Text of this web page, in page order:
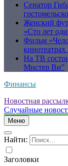
Сенатор
Женский
«Сто лет
Фильм
кинотеатрах
На ТВ
Мистер Ви”
Финансы
Новостная
Случайные
Меню
Найти:
Заголовки